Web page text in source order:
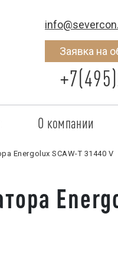
Заявка на
О компании
SEVERCON
Новости
Energolux SCAW-T 31440 V